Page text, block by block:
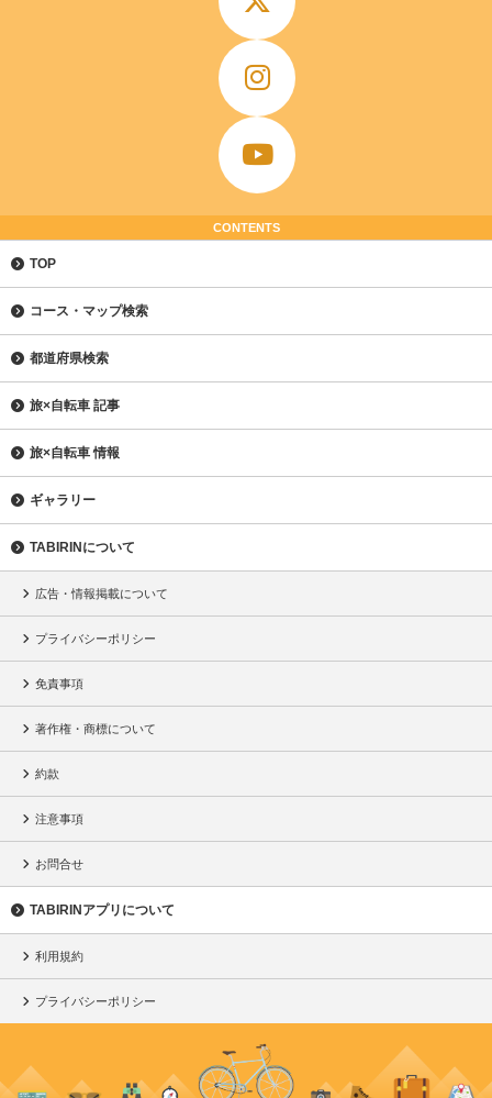
CONTENTS
TOP
コース・マップ検索
都道府県検索
旅×自転車 記事
旅×自転車 情報
ギャラリー
TABIRINについて
広告・情報掲載について
プライバシーポリシー
免責事項
著作権・商標について
約款
注意事項
お問合せ
TABIRINアプリについて
利用規約
プライバシーポリシー